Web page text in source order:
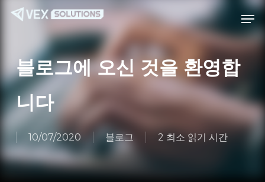
바
가
메뉴
블로그에 오신 것을 환영합
니다
10/07/2020 블로그 2 최소 읽기 시간
메
뉴